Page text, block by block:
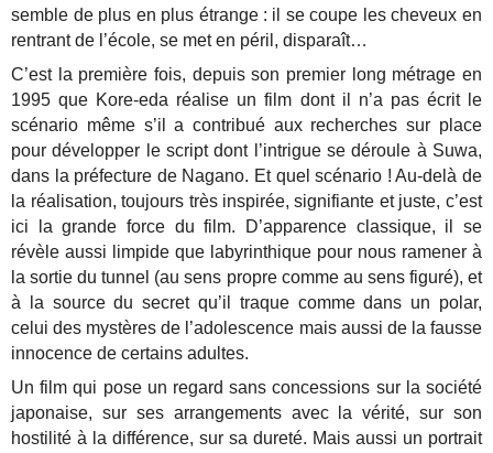
semble de plus en plus étrange : il se coupe les cheveux en
rentrant de l’école, se met en péril, disparaît…
C’est la première fois, depuis son premier long métrage en
1995 que Kore-eda réalise un film dont il n’a pas écrit le
scénario même s’il a contribué aux recherches sur place
pour développer le script dont l’intrigue se déroule à Suwa,
dans la préfecture de Nagano. Et quel scénario ! Au-delà de
la réalisation, toujours très inspirée, signifiante et juste, c’est
ici la grande force du film. D’apparence classique, il se
révèle aussi limpide que labyrinthique pour nous ramener à
la sortie du tunnel (au sens propre comme au sens figuré), et
à la source du secret qu’il traque comme dans un polar,
celui des mystères de l’adolescence mais aussi de la fausse
innocence de certains adultes.
Un film qui pose un regard sans concessions sur la société
japonaise, sur ses arrangements avec la vérité, sur son
hostilité à la différence, sur sa dureté. Mais aussi un portrait